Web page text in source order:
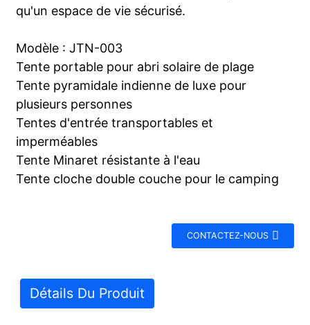
qu'un espace de vie sécurisé.
Modèle : JTN-003
Tente portable pour abri solaire de plage
Tente pyramidale indienne de luxe pour
plusieurs personnes
Tentes d'entrée transportables et
imperméables
Tente Minaret résistante à l'eau
Tente cloche double couche pour le camping
CONTACTEZ-NOUS
Détails Du Produit